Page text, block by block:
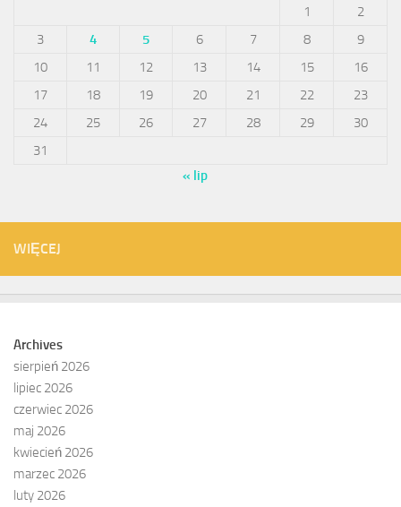
1
2
3
4 5 6 7 8
9
10
11 12 13 14 15
16
17
18 19 20 21 22
23
24
25 26 27 28 29
30
31
« lip
WIĘCEJ
Archives
sierpień 2026
lipiec 2026
czerwiec 2026
maj 2026
kwiecień 2026
marzec 2026
luty 2026